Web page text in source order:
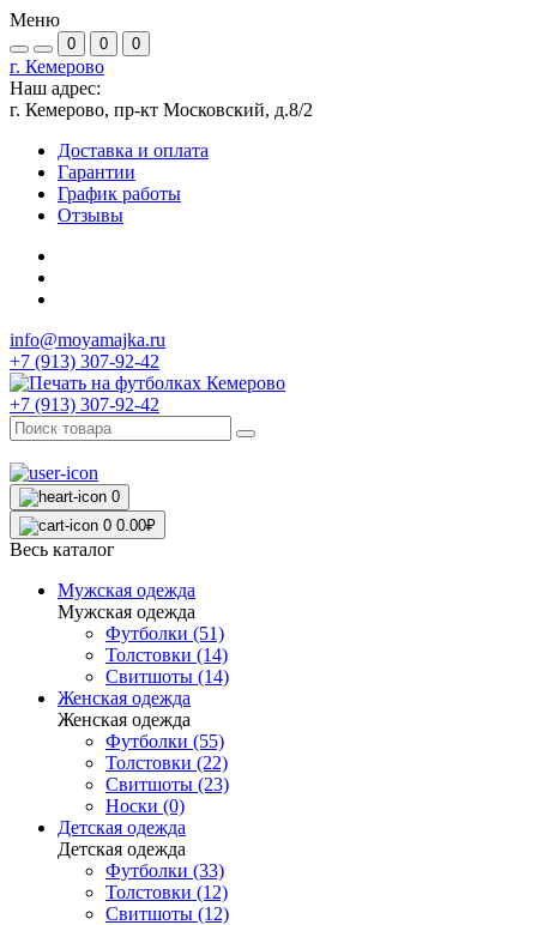
Меню
0 0 0
г. Кемерово
Наш адрес:
г. Кемерово, пр-кт Московский, д.8/2
Доставка и оплата
Гарантии
График работы
Отзывы
info@moyamajka.ru
+7 (913) 307-92-42
+7 (913) 307-92-42
0
0 0.00₽
Весь каталог
Мужская одежда
Мужская одежда
Футболки (51)
Толстовки (14)
Свитшоты (14)
Женская одежда
Женская одежда
Футболки (55)
Толстовки (22)
Свитшоты (23)
Носки (0)
Детская одежда
Детская одежда
Футболки (33)
Толстовки (12)
Свитшоты (12)